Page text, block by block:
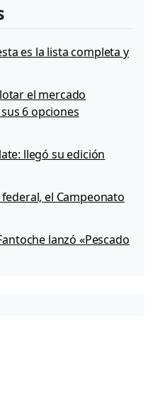
es la lista completa y
el mercado
6 opciones
llegó su edición
el Campeonato
lanzó «Pescado